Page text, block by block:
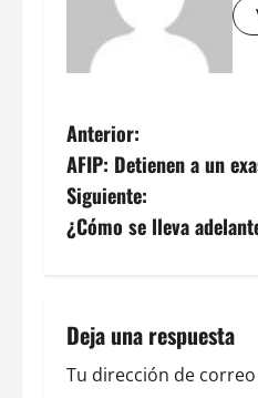
N
a
v
g
a
Anterior:
AFIP: Detienen a un
Siguiente:
¿Cómo se lleva
Deja una respuesta
Tu dirección de